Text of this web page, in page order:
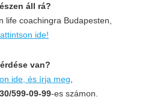
áll rá?
life coachingra Budapesten,
ide!
van?
ide, és írja meg,
30/599-09-99-es számon.